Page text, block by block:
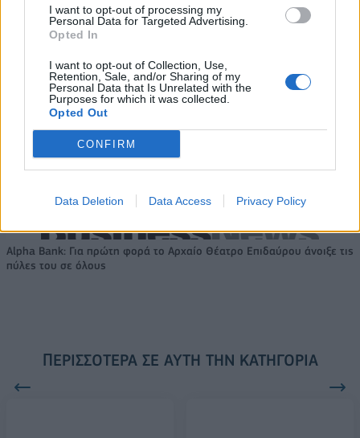
I want to opt-out of processing my
Personal Data for Targeted Advertising.
Opted In
I want to opt-out of Collection, Use,
Retention, Sale, and/or Sharing of my
Personal Data that Is Unrelated with the
Purposes for which it was collected.
Opted Out
CONFIRM
Data Deletion Data Access Privacy Policy
Η Chery επενδύει 75 εκατ. δολάρια στην KG Mobility
Το FIAT 500 Hybrid τώρα από
18.990 ευρώ
Ατρόμητος και Novibet
συνεχίζουν μαζί: Ανανέωση της
συνεργασίας τους μέχρι το
18η συνεχόμενη χρονιά για τον ΟΤΕ στη διεθνή σειρά δεικτών
Alpha Bank: Για πρώτη φορά το Αρχαίο Θέατρο Επιδαύρου άνοιξε τις
πύλες του σε όλους
ΠΕΡΙΣΣΌΤΕΡΑ ΣΕ ΑΥΤΉ ΤΗΝ ΚΑΤΗΓΟΡΊΑ